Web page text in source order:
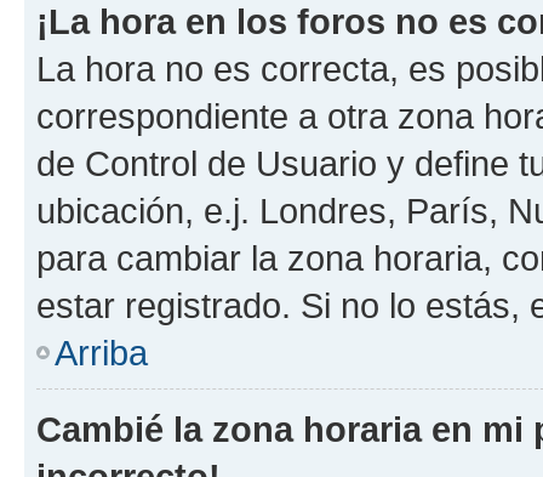
¡La hora en los foros no es
La hora no es correcta, es
correspondiente a otra zona
de Control de Usuario y define
ubicación, e.j. Londres, París,
para cambiar la zona horaria,
estar registrado. Si no lo estás,
Arriba
Cambié la zona horaria en